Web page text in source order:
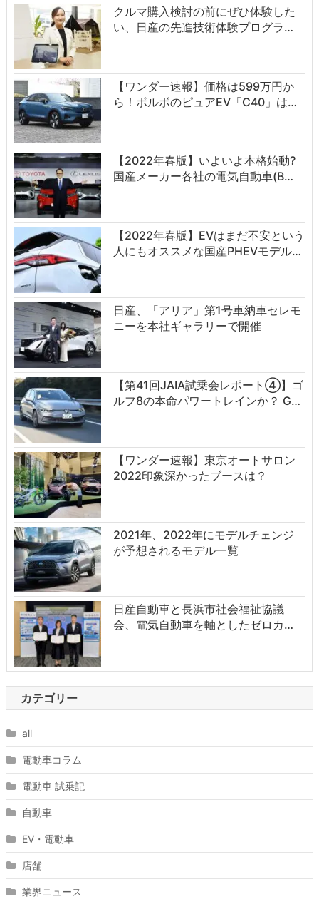
クルマ購入検討の前にぜひ体験した
い、日産の先進技術体験プログラ…
【ワンダー速報】価格は599万円か
ら！ボルボのピュアEV「C40」は…
【2022年春版】いよいよ本格始動?
国産メーカー各社の電気自動車(B…
【2022年春版】EVはまだ不安という
人にもオススメな国産PHEVモデル…
日産、「アリア」第1号車納車セレモ
ニーを本社ギャラリーで開催
【第41回JAIA試乗会レポート④】ゴ
ルフ8の本命パワートレインか？ G…
【ワンダー速報】東京オートサロン
2022印象深かったブースは？
2021年、2022年にモデルチェンジ
が予想されるモデル一覧
日産自動車と長浜市社会福祉協議
会、電気自動車を軸としたゼロカ…
カテゴリー
all
電動車コラム
電動車 試乗記
自動車
EV・電動車
店舗
業界ニュース